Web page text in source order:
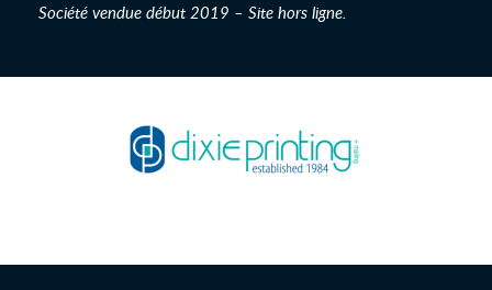
Société vendue début 2019 – Site hors ligne.